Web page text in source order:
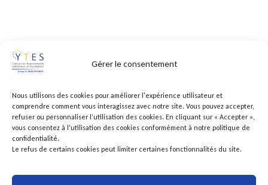
Gérer le consentement
Nous utilisons des cookies pour améliorer l'expérience utilisateur et
comprendre comment vous interagissez avec notre site. Vous pouvez accepter,
refuser ou personnaliser l’utilisation des cookies. En cliquant sur « Accepter »,
vous consentez à l’utilisation des cookies conformément à notre politique de
confidentialité.
Le refus de certains cookies peut limiter certaines fonctionnalités du site.